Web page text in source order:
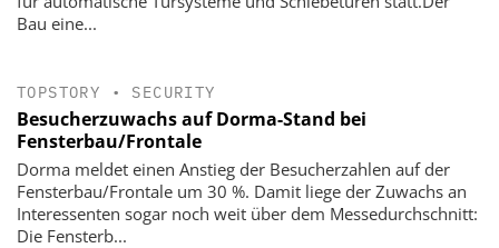
Bau eine...
TOPSTORY • SECURITY
Besucherzuwachs auf Dorma-Stand bei
Fensterbau/Frontale
Dorma meldet einen Anstieg der Besucherzahlen auf der
Fensterbau/Frontale um 30 %. Damit liege der Zuwachs an
Interessenten sogar noch weit über dem Messedurchschnitt:
Die Fensterb...